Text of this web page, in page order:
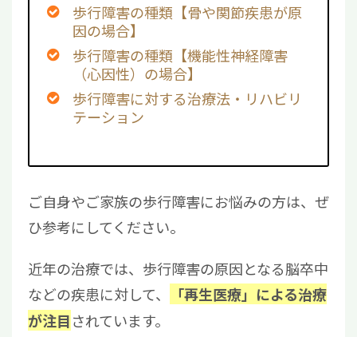
歩行障害の種類【骨や関節疾患が原
因の場合】
歩行障害の種類【機能性神経障害
（心因性）の場合】
歩行障害に対する治療法・リハビリ
テーション
ご自身やご家族の歩行障害にお悩みの方は、ぜ
ひ参考にしてください。
近年の治療では、歩行障害の原因となる脳卒中
などの疾患に対して、
「再生医療」による治療
が注目されています。